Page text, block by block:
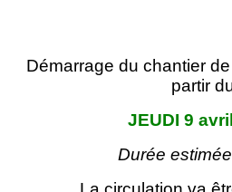
Démarrage du chantier
partir
JEUDI 9
Durée